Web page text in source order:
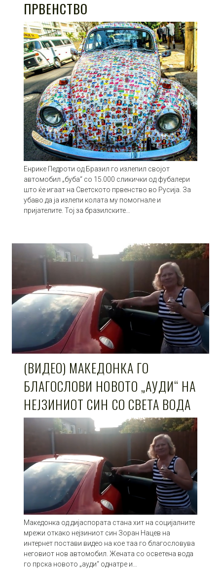
ПРВЕНСТВО
Енрике Педроти од Бразил го излепил својот
автомобил „буба“ со 15.000 сликички од фубалери
што ќе игаат на Светското првенство во Русија. За
убаво да ја излепи колата му помогнале и
пријателите. Тој за бразилските…
(ВИДЕО) МАКЕДОНКА ГО
БЛАГОСЛОВИ НОВОТО „АУДИ“ НА
НЕЈЗИНИОТ СИН СО СВЕТА ВОДА
Македонка од дијаспората стана хит на социјалните
мрежи откако нејзиниот син Зоран Нацев на
интернет постави видео на кое таа го благословува
неговиот нов автомобил. Жената со осветена вода
го прска новото „ауди“ однатре и…